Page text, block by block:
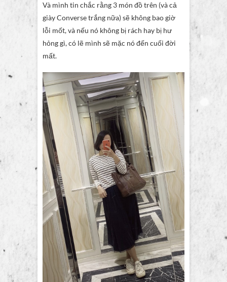
Và mình tin chắc rằng 3 món đồ trên (và cả
giày Converse trắng nữa) sẽ không bao giờ
lỗi mốt, và nếu nó không bị rách hay bị hư
hỏng gì, có lẽ mình sẽ mặc nó đến cuối đời
mất.